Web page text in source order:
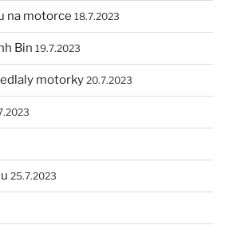
na motorce 18.7.2023
Bin 19.7.2023
motorky 20.7.2023
25.7.2023